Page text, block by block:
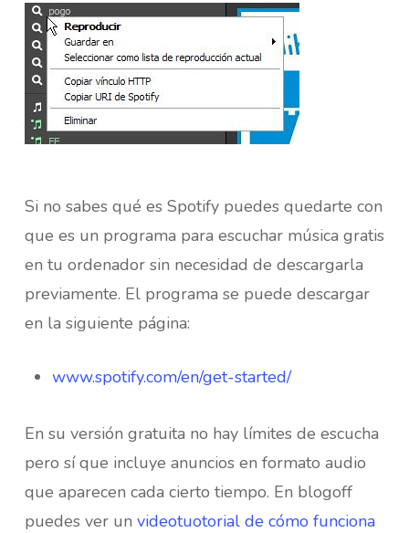
Si no sabes qué es Spotify puedes quedarte con
que es un programa para escuchar música gratis
en tu ordenador sin necesidad de descargarla
previamente. El programa se puede descargar
en la siguiente página:
www.spotify.com/en/get-started/
En su versión gratuita no hay límites de escucha
pero sí que incluye anuncios en formato audio
que aparecen cada cierto tiempo. En blogoff
puedes ver un videotuotorial de cómo funciona